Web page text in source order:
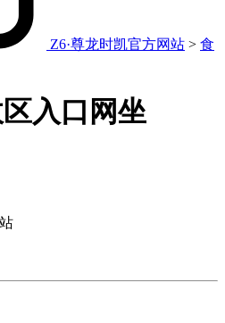
Z6·尊龙时凯官方网站 > 食
入口网坐